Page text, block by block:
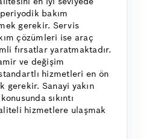
bakım
gerekir. Servis
çözümleri ise araç
fırsatlar yaratmaktadır.
ve değişim
hizmetleri en ön
gerekir. Sanayi yakın
sıkıntı
hizmetlere ulaşmak